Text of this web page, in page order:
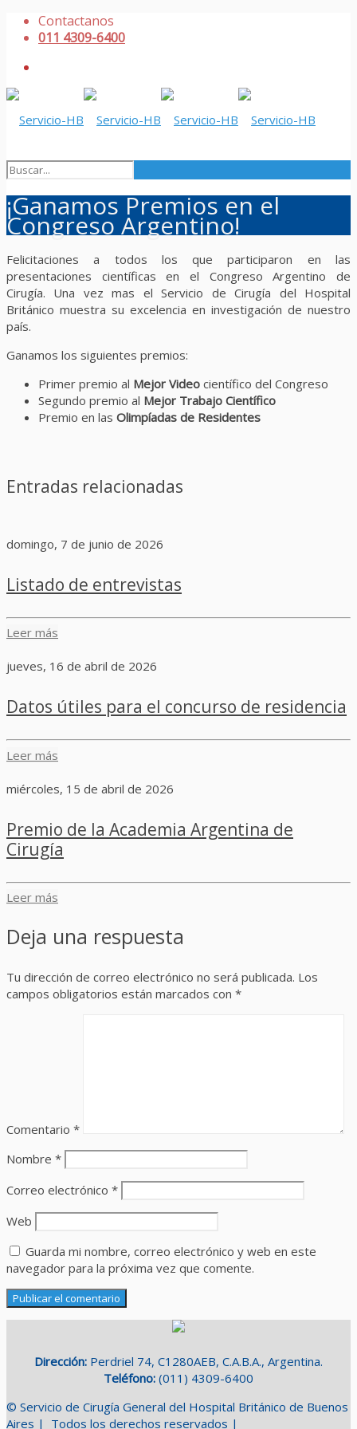
Contactanos
011 4309-6400
¡Ganamos Premios en el
Congreso Argentino!
Felicitaciones a todos los que participaron en las
presentaciones científicas en el Congreso Argentino de
Cirugía. Una vez mas el Servicio de Cirugía del Hospital
Británico muestra su excelencia en investigación de nuestro
país.
Ganamos los siguientes premios:
Primer premio al Mejor Video científico del Congreso
Segundo premio al Mejor Trabajo Científico
Premio en las Olimpíadas de Residentes
Entradas relacionadas
domingo, 7 de junio de 2026
Listado de entrevistas
Leer más
jueves, 16 de abril de 2026
Datos útiles para el concurso de residencia
Leer más
miércoles, 15 de abril de 2026
Premio de la Academia Argentina de
Cirugía
Leer más
Deja una respuesta
Tu dirección de correo electrónico no será publicada. Los
campos obligatorios están marcados con *
Comentario *
Nombre *
Correo electrónico *
Web
Guarda mi nombre, correo electrónico y web en este
navegador para la próxima vez que comente.
Dirección: Perdriel 74, C1280AEB, C.A.B.A., Argentina.
Teléfono: (011) 4309-6400
© Servicio de Cirugía General del Hospital Británico de Buenos
Aires | Todos los derechos reservados |